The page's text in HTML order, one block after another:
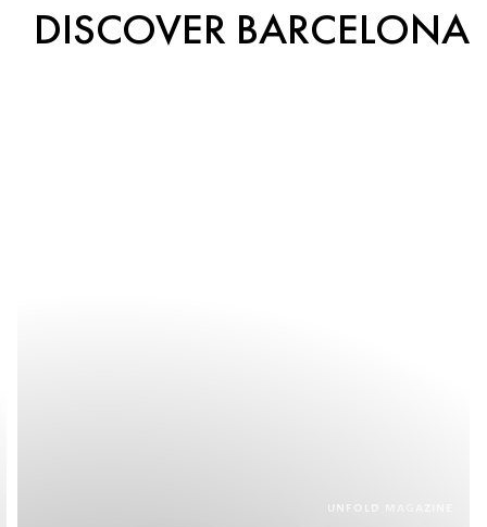
DISCOVER BARCELONA
UNFOLD MAGAZINE